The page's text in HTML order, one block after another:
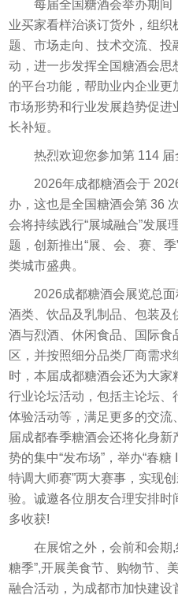
每届全国糖酒会举办期间
业买家看样治谈订货外，组织
题、市场走向、技术交流、
动，进一步发挥全国糖酒会
的平台功能，帮助业内企业
市场形势和行业发展趋势促进
长补短。
热烈欢迎您参加第 114
2026年成都糖酒会于
办，这也是全国糖酒会第 36
会将持续践行“展城融合”发展
题，创新推出“展、会、赛、
类城市盛典。
2026成都糖酒会展览总
酒类、饮品及乳制品、包装
酒与烈酒、休闲食品、国际食
区，并按照细分品类厂商需求
时，本届成都糖酒会还为大
行业论坛活动，包括主论坛
体验活动等，满足更多的交
届成都春季糖酒会还将化身
势的集中“发布场”，举办“春
特调大师赛”两大赛事，实现
验。诚邀各位朋友合理安排
多收获!
在展馆之外，会前和会期
糖季”,开展美食节、购物节、
融合活动，为成都市加快建